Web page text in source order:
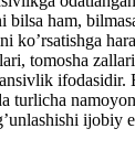
bilsa ham,
ko’rsatishga
tomosha
ifodasidir.
turlicha
ijobiy